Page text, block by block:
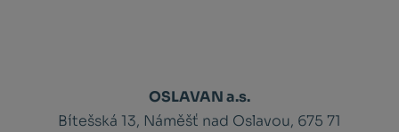
OSLAVAN a.s.
Bítešská 13, Náměšť nad Oslavou, 675 71